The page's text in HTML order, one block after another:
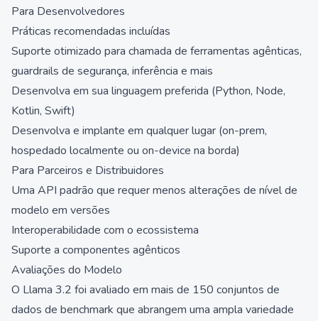
Para Desenvolvedores
Práticas recomendadas incluídas
Suporte otimizado para chamada de ferramentas agênticas,
guardrails de segurança, inferência e mais
Desenvolva em sua linguagem preferida (Python, Node,
Kotlin, Swift)
Desenvolva e implante em qualquer lugar (on-prem,
hospedado localmente ou on-device na borda)
Para Parceiros e Distribuidores
Uma API padrão que requer menos alterações de nível de
modelo em versões
Interoperabilidade com o ecossistema
Suporte a componentes agênticos
Avaliações do Modelo
O Llama 3.2 foi avaliado em mais de 150 conjuntos de
dados de benchmark que abrangem uma ampla variedade